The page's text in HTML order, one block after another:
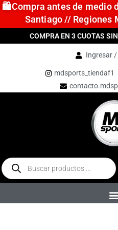
🛍️Compra antes de medio
Santiago // Regiones
COMPRA EN 3 CUOTAS
Ingresar
mdsports_tiendaf1